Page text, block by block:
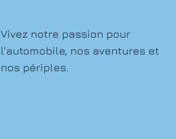
ANALYSE
DÉTAILLÉE
Vivez notre passion pour
l'automobile, nos aventures et
nos périples.